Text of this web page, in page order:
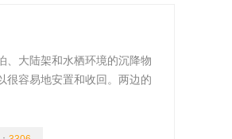
、大陆架和水栖环境的沉降物
很容易地安置和收回。两边的